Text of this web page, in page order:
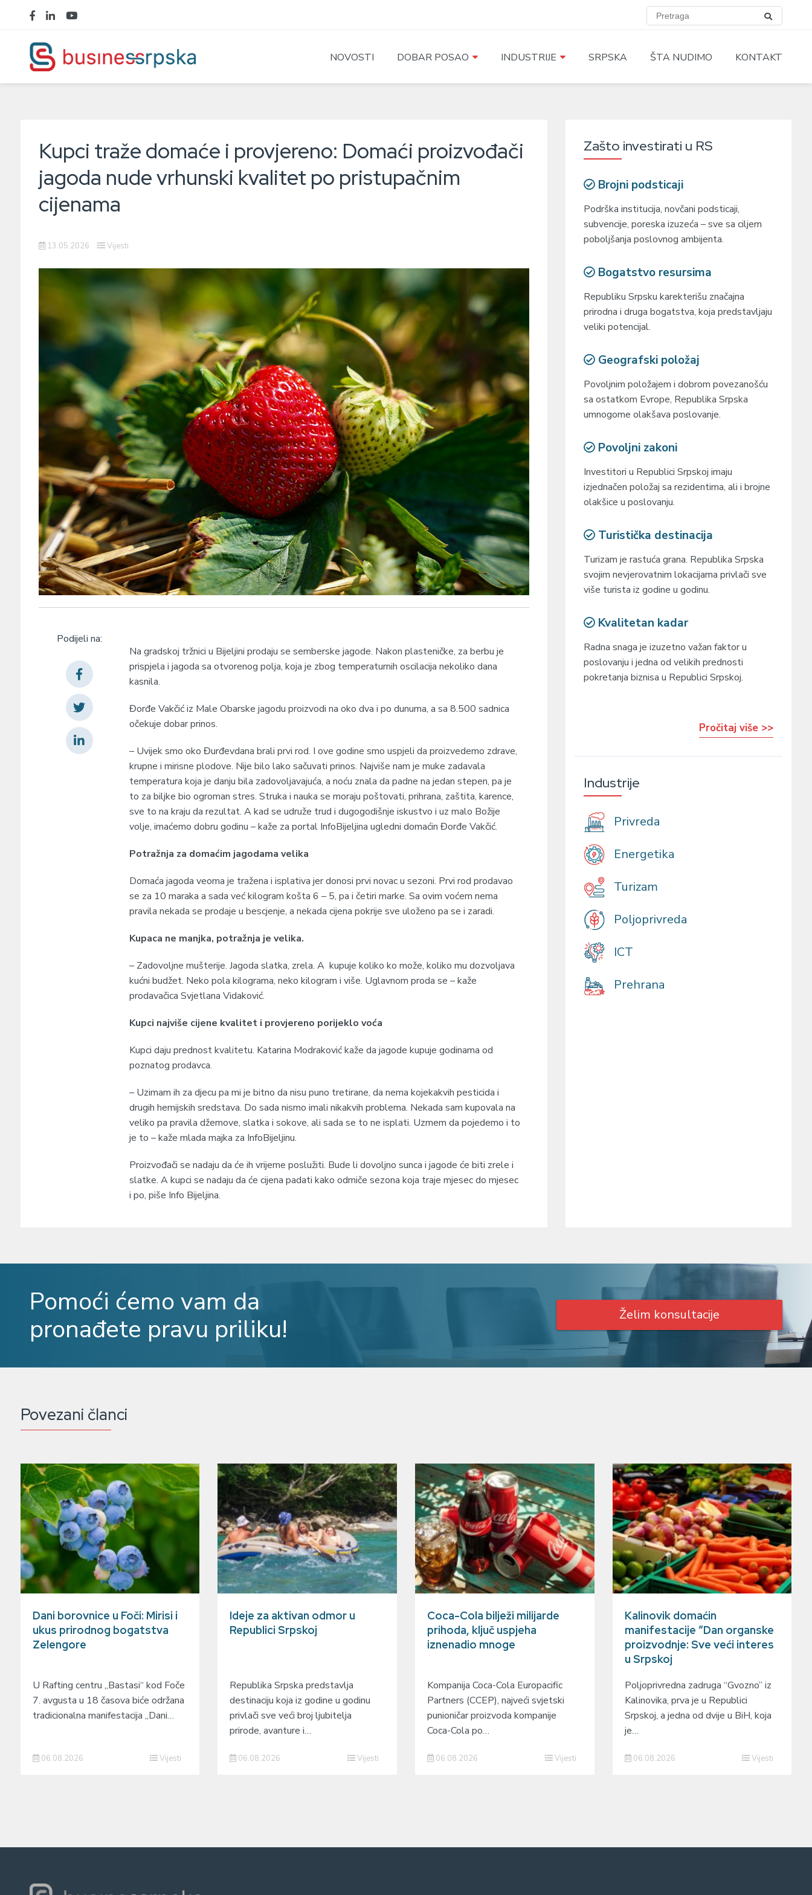
NOVOSTI DOBAR POSAO INDUSTRIJE SRPSKA ŠTA NUDIMO KONTAKT
Kupci traže domaće i provjereno: Domaći proizvođači
jagoda nude vrhunski kvalitet po pristupačnim
cijenama
13.05.2026 Vijesti
Podijeli na:
Na gradskoj tržnici u Bijeljini prodaju se semberske jagode. Nakon plasteničke, za berbu je
prispjela i jagoda sa otvorenog polja, koja je zbog temperaturnih oscilacija nekoliko dana
kasnila.
Đorđe Vakčić iz Male Obarske jagodu proizvodi na oko dva i po dunuma, a sa 8.500 sadnica
očekuje dobar prinos.
– Uvijek smo oko Đurđevdana brali prvi rod. I ove godine smo uspjeli da proizvedemo zdrave,
krupne i mirisne plodove. Nije bilo lako sačuvati prinos. Najviše nam je muke zadavala
temperatura koja je danju bila zadovoljavajuća, a noću znala da padne na jedan stepen, pa je
to za biljke bio ogroman stres. Struka i nauka se moraju poštovati, prihrana, zaštita, karence,
sve to na kraju da rezultat. A kad se udruže trud i dugogodišnje iskustvo i uz malo Božije
volje, imaćemo dobru godinu – kaže za portal InfoBijeljina ugledni domaćin Đorđe Vakčić.
Potražnja za domaćim jagodama velika
Domaća jagoda veoma je tražena i isplativa jer donosi prvi novac u sezoni. Prvi rod prodavao
se za 10 maraka a sada već kilogram košta 6 – 5, pa i četiri marke. Sa ovim voćem nema
pravila nekada se prodaje u bescjenje, a nekada cijena pokrije sve uloženo pa se i zaradi.
Kupaca ne manjka, potražnja je velika.
– Zadovoljne mušterije. Jagoda slatka, zrela. A kupuje koliko ko može, koliko mu dozvoljava
kućni budžet. Neko pola kilograma, neko kilogram i više. Uglavnom proda se – kaže
prodavačica Svjetlana Vidaković.
Kupci najviše cijene kvalitet i provjereno porijeklo voća
Kupci daju prednost kvalitetu. Katarina Modraković kaže da jagode kupuje godinama od
poznatog prodavca.
– Uzimam ih za djecu pa mi je bitno da nisu puno tretirane, da nema kojekakvih pesticida i
drugih hemijskih sredstava. Do sada nismo imali nikakvih problema. Nekada sam kupovala na
veliko pa pravila džemove, slatka i sokove, ali sada se to ne isplati. Uzmem da pojedemo i to
je to – kaže mlada majka za InfoBijeljinu.
Proizvođači se nadaju da će ih vrijeme poslužiti. Bude li dovoljno sunca i jagode će biti zrele i
slatke. A kupci se nadaju da će cijena padati kako odmiče sezona koja traje mjesec do mjesec
i po, piše Info Bijeljina.
Zašto investirati u RS
Brojni podsticaji
Podrška institucija, novčani podsticaji,
subvencije, poreska izuzeća – sve sa ciljem
poboljšanja poslovnog ambijenta.
Bogatstvo resursima
Republiku Srpsku karekterišu značajna
prirodna i druga bogatstva, koja predstavljaju
veliki potencijal.
Geografski položaj
Povoljnim položajem i dobrom povezanošću
sa ostatkom Evrope, Republika Srpska
umnogome olakšava poslovanje.
Povoljni zakoni
Investitori u Republici Srpskoj imaju
izjednačen položaj sa rezidentima, ali i brojne
olakšice u poslovanju.
Turistička destinacija
Turizam je rastuća grana. Republika Srpska
svojim nevjerovatnim lokacijama privlači sve
više turista iz godine u godinu.
Kvalitetan kadar
Radna snaga je izuzetno važan faktor u
poslovanju i jedna od velikih prednosti
pokretanja biznisa u Republici Srpskoj.
Pročitaj više >>
Industrije
Privreda
Energetika
Turizam
Poljoprivreda
ICT
Prehrana
Pomoći ćemo vam da
pronađete pravu priliku!
Želim konsultacije
Povezani članci
Dani borovnice u Foči: Mirisi i
ukus prirodnog bogatstva
Zelengore
U Rafting centru „Bastasi“ kod Foče
7. avgusta u 18 časova biće održana
tradicionalna manifestacija „Dani…
06.08.2026 Vijesti
Ideje za aktivan odmor u
Republici Srpskoj
Republika Srpska predstavlja
destinaciju koja iz godine u godinu
privlači sve veći broj ljubitelja
prirode, avanture i…
06.08.2026 Vijesti
Coca-Cola bilježi milijarde
prihoda, ključ uspjeha
iznenadio mnoge
Kompanija Coca-Cola Europacific
Partners (CCEP), najveći svjetski
punioničar proizvoda kompanije
Coca-Cola po…
06.08.2026 Vijesti
Kalinovik domaćin
manifestacije “Dan organske
proizvodnje: Sve veći interes
u Srpskoj
Poljoprivredna zadruga “Gvozno” iz
Kalinovika, prva je u Republici
Srpskoj, a jedna od dvije u BiH, koja
je…
06.08.2026 Vijesti